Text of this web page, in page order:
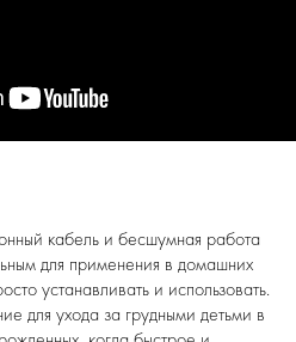
кабель и бесшумная работа
для применения в домашних
устанавливать и использовать.
для ухода за грудными детьми в